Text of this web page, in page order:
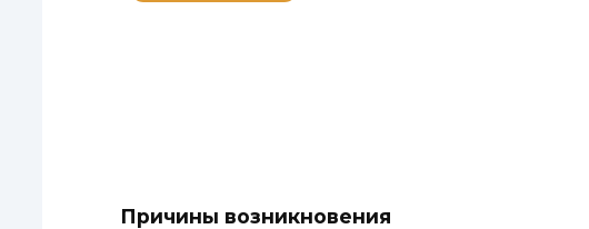
Причины возникновения